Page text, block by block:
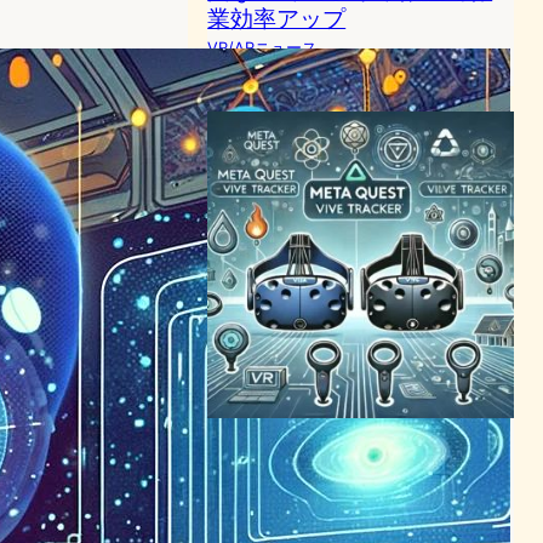
業効率アップ
VR/ARニュース
2024年6月25日22:54
Meta QuestがViveトラッカ
ーを内蔵機能で代替、VR体
験が飛躍的に向上
VR/ARニュース